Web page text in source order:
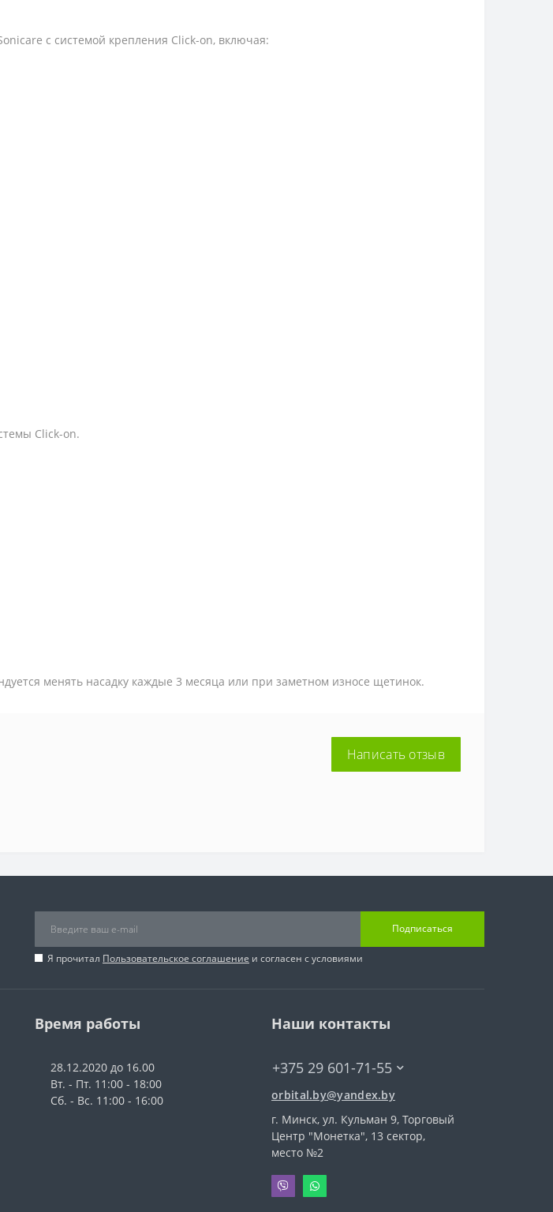
с системой крепления Click-on, включая:
Click-on.
менять насадку каждые 3 месяца или при заметном износе щетинок.
Написать отзыв
Подписаться
Я прочитал Пользовательское соглашение и согласен с условиями
Время работы
28.12.2020 до 16.00
Вт. - Пт. 11:00 - 18:00
Сб. - Вс. 11:00 - 16:00
Наши контакты
+375 29 601-71-55
orbital.by@yandex.by
г. Минск, ул. Кульман 9, Торговый
Центр "Монетка", 13 сектор,
место №2